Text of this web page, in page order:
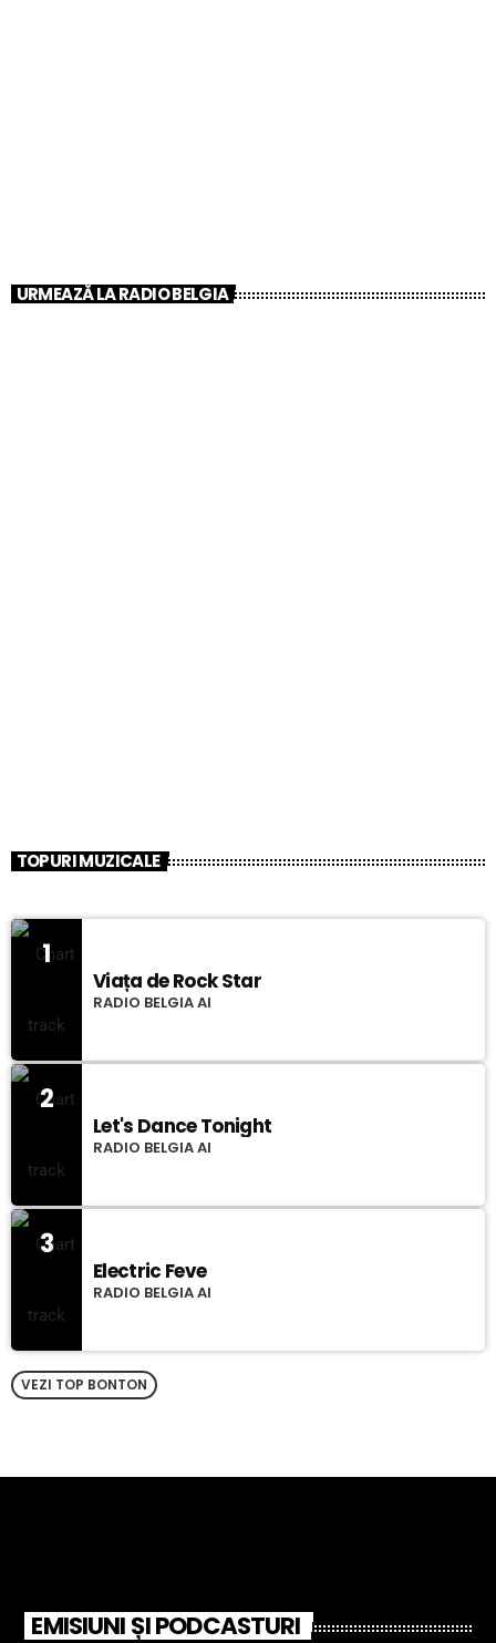
URMEAZĂ LA RADIO BELGIA
TOPURI MUZICALE
1
Viața de Rock Star
RADIO BELGIA AI
2
Let's Dance Tonight
RADIO BELGIA AI
3
Electric Feve
RADIO BELGIA AI
VEZI TOP BONTON
EMISIUNI ȘI PODCASTURI